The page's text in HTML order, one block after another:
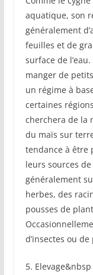
aquatique, son
généralement
feuilles et de
surface de
manger de
un régime à
certaines
cherchera de la
du maïs sur
tendance à être
leurs sources
généralement
herbes, des
pousses de
d’insectes ou
5. Elevage&nbsp